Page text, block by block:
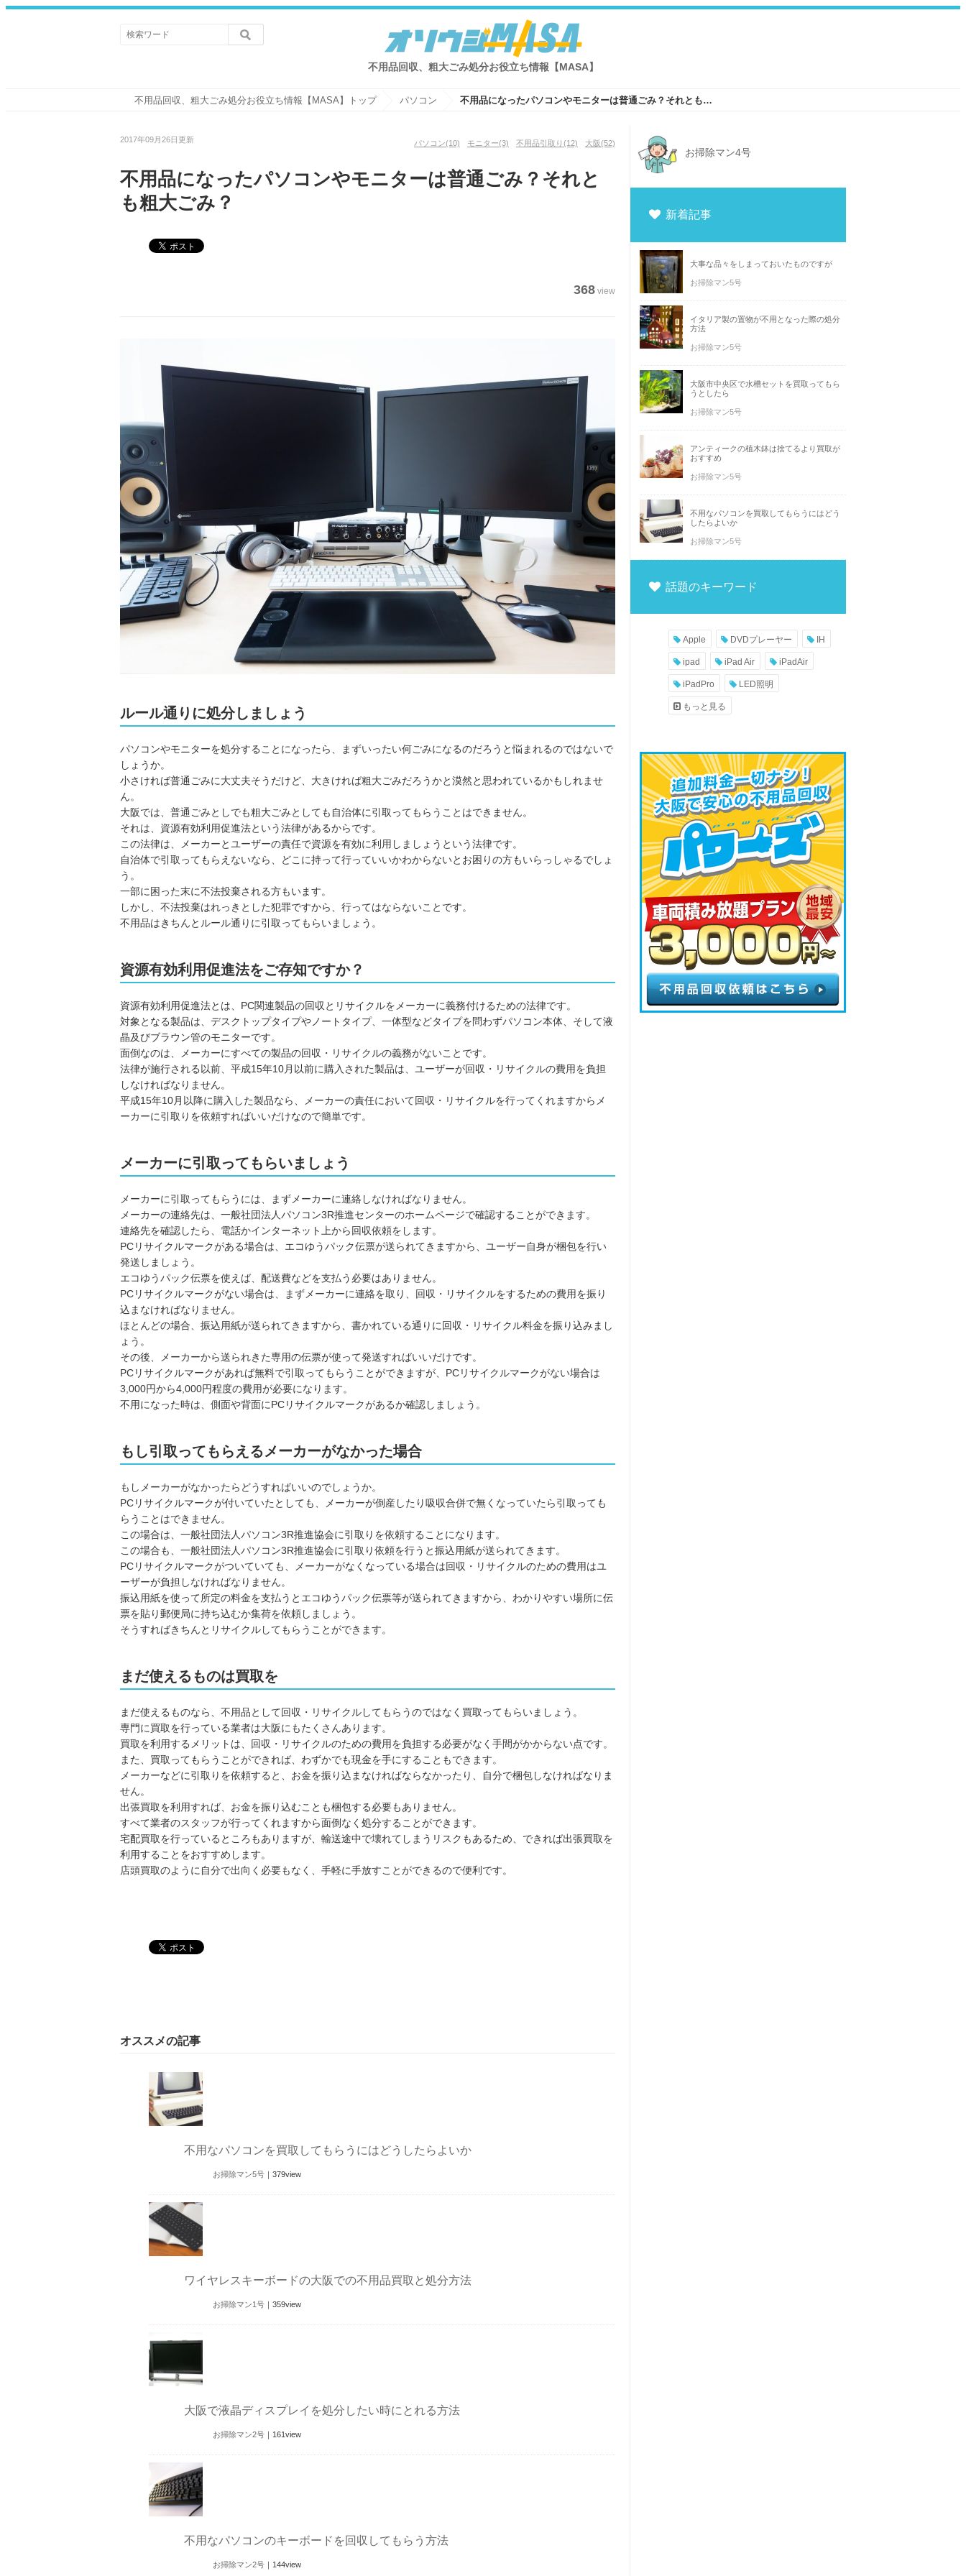
不用品回収、粗大ごみ処分お役立ち情報【MASA】
不用品回収、粗大ごみ処分お役立ち情報【MASA】トップ パソコン 不用品になったパソコンやモニターは普通ごみ？それとも粗大ごみ？
2017年09月26日更新 パソコン(10) モニター(3) 不用品引取り (12) 大阪(52)
不用品になったパソコンやモニターは普通ごみ？それと
も粗大ごみ？
368 view
ルール通りに処分しましょう
パソコンやモニターを処分することになったら、まずいったい何ごみになるのだろうと悩まれるのではないで
しょうか。
小さければ普通ごみに大丈夫そうだけど、大きければ粗大ごみだろうかと漠然と思われているかもしれませ
ん。
大阪では、普通ごみとしでも粗大ごみとしても自治体に引取ってもらうことはできません。
それは、資源有効利用促進法という法律があるからです。
この法律は、メーカーとユーザーの責任で資源を有効に利用しましょうという法律です。
自治体で引取ってもらえないなら、どこに持って行っていいかわからないとお困りの方もいらっしゃるでしょ
う。
一部に困った末に不法投棄される方もいます。
しかし、不法投棄はれっきとした犯罪ですから、行ってはならないことです。
不用品はきちんとルール通りに引取ってもらいましょう。
資源有効利用促進法をご存知ですか？
資源有効利用促進法とは、PC関連製品の回収とリサイクルをメーカーに義務付けるための法律です。
対象となる製品は、デスクトップタイプやノートタイプ、一体型などタイプを問わずパソコン本体、そして液
晶及びブラウン管のモニターです。
面倒なのは、メーカーにすべての製品の回収・リサイクルの義務がないことです。
法律が施行される以前、平成15年10月以前に購入された製品は、ユーザーが回収・リサイクルの費用を負担
しなければなりません。
平成15年10月以降に購入した製品なら、メーカーの責任において回収・リサイクルを行ってくれますからメ
ーカーに引取りを依頼すればいいだけなので簡単です。
メーカーに引取ってもらいましょう
メーカーに引取ってもらうには、まずメーカーに連絡しなければなりません。
メーカーの連絡先は、一般社団法人パソコン3R推進センターのホームページで確認することができます。
連絡先を確認したら、電話かインターネット上から回収依頼をします。
PCリサイクルマークがある場合は、エコゆうパック伝票が送られてきますから、ユーザー自身が梱包を行い
発送しましょう。
エコゆうパック伝票を使えば、配送費などを支払う必要はありません。
PCリサイクルマークがない場合は、まずメーカーに連絡を取り、回収・リサイクルをするための費用を振り
込まなければなりません。
ほとんどの場合、振込用紙が送られてきますから、書かれている通りに回収・リサイクル料金を振り込みまし
ょう。
その後、メーカーから送られきた専用の伝票が使って発送すればいいだけです。
PCリサイクルマークがあれば無料で引取ってもらうことができますが、PCリサイクルマークがない場合は
3,000円から4,000円程度の費用が必要になります。
不用になった時は、側面や背面にPCリサイクルマークがあるか確認しましょう。
もし引取ってもらえるメーカーがなかった場合
もしメーカーがなかったらどうすればいいのでしょうか。
PCリサイクルマークが付いていたとしても、メーカーが倒産したり吸収合併で無くなっていたら引取っても
らうことはできません。
この場合は、一般社団法人パソコン3R推進協会に引取りを依頼することになります。
この場合も、一般社団法人パソコン3R推進協会に引取り依頼を行うと振込用紙が送られてきます。
PCリサイクルマークがついていても、メーカーがなくなっている場合は回収・リサイクルのための費用はユ
ーザーが負担しなければなりません。
振込用紙を使って所定の料金を支払うとエコゆうパック伝票等が送られてきますから、わかりやすい場所に伝
票を貼り郵便局に持ち込むか集荷を依頼しましょう。
そうすればきちんとリサイクルしてもらうことができます。
まだ使えるものは買取を
まだ使えるものなら、不用品として回収・リサイクルしてもらうのではなく買取ってもらいましょう。
専門に買取を行っている業者は大阪にもたくさんあります。
買取を利用するメリットは、回収・リサイクルのための費用を負担する必要がなく手間がかからない点です。
また、買取ってもらうことができれば、わずかでも現金を手にすることもできます。
メーカーなどに引取りを依頼すると、お金を振り込まなければならなかったり、自分で梱包しなければなりま
せん。
出張買取を利用すれば、お金を振り込むことも梱包する必要もありません。
すべて業者のスタッフが行ってくれますから面倒なく処分することができます。
宅配買取を行っているところもありますが、輸送途中で壊れてしまうリスクもあるため、できれば出張買取を
利用することをおすすめします。
店頭買取のように自分で出向く必要もなく、手軽に手放すことができるので便利です。
オススメの記事
不用なパソコンを買取してもらうにはどうしたらよいか
お掃除マン5号 ｜ 379view
ワイヤレスキーボードの大阪での不用品買取と処分方法
お掃除マン1号 ｜ 359view
大阪で液晶ディスプレイを処分したい時にとれる方法
お掃除マン2号 ｜ 161view
不用なパソコンのキーボードを回収してもらう方法
お掃除マン2号 ｜ 144view
お掃除マン4号
新着記事
大事な品々をしまっておいたものですが
お掃除マン5号
イタリア製の置物が不用となった際の処分
方法
お掃除マン5号
大阪市中央区で水槽セットを買取ってもら
うとしたら
お掃除マン5号
アンティークの植木鉢は捨てるより買取が
おすすめ
お掃除マン5号
不用なパソコンを買取してもらうにはどう
したらよいか
お掃除マン5号
話題のキーワード
Apple DVDプレーヤー IH
ipad iPad Air iPadAir
iPadPro LED照明
もっと見る